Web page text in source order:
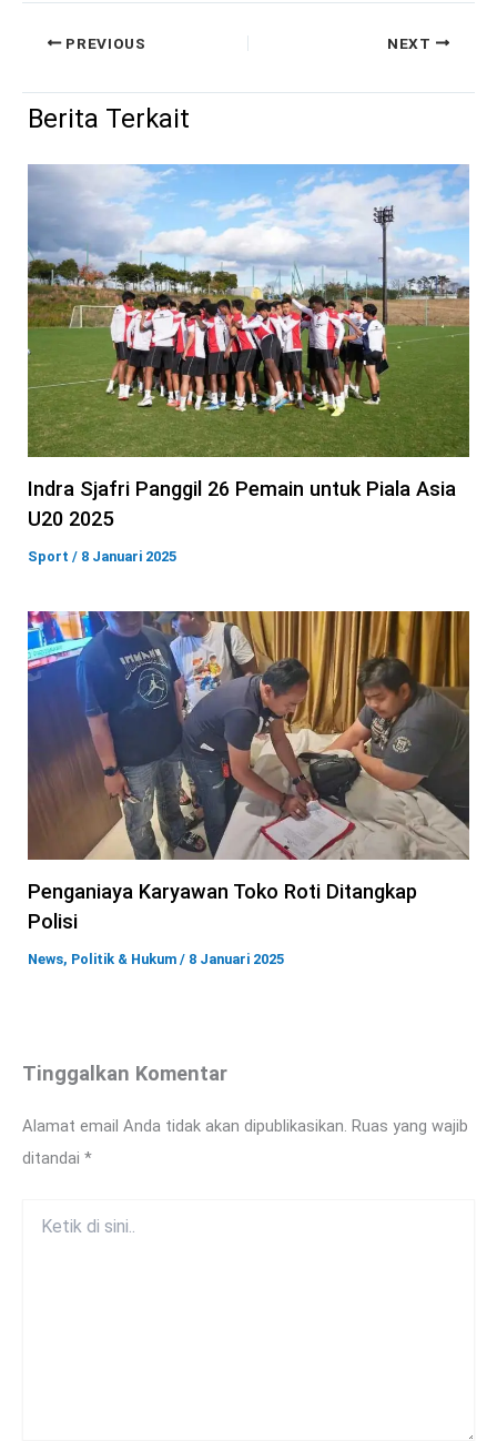
PREVIOUS NEXT
Berita Terkait
Indra Sjafri Panggil 26 Pemain untuk Piala Asia
U20 2025
Sport / 8 Januari 2025
Penganiaya Karyawan Toko Roti Ditangkap
Polisi
News, Politik & Hukum / 8 Januari 2025
Tinggalkan Komentar
Alamat email Anda tidak akan dipublikasikan. Ruas yang wajib
ditandai *